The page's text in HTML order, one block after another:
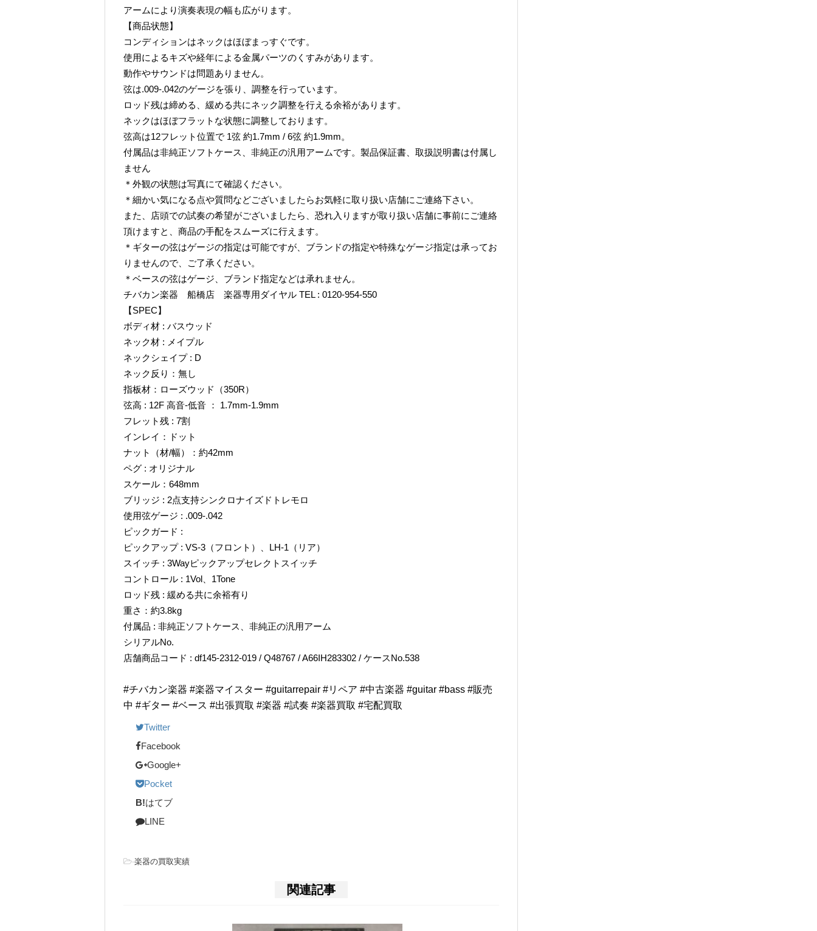
アームにより演奏表現の幅も広がります。
【商品状態】
コンディションはネックはほぼまっすぐです。
使用によるキズや経年による金属パーツのくすみがあります。
動作やサウンドは問題ありません。
弦は.009-.042のゲージを張り、調整を行っています。
ロッド残は締める、緩める共にネック調整を行える余裕があります。
ネックはほぼフラットな状態に調整しております。
弦高は12フレット位置で 1弦 約1.7mm / 6弦 約1.9mm。
付属品は非純正ソフトケース、非純正の汎用アームです。製品保証書、取扱説明書は付属し
ません
＊外観の状態は写真にて確認ください。
＊細かい気になる点や質問などございましたらお気軽に取り扱い店舗にご連絡下さい。
また、店頭での試奏の希望がございましたら、恐れ入りますが取り扱い店舗に事前にご連絡
頂けますと、商品の手配をスムーズに行えます。
＊ギターの弦はゲージの指定は可能ですが、ブランドの指定や特殊なゲージ指定は承ってお
りませんので、ご了承ください。
＊ベースの弦はゲージ、ブランド指定などは承れません。
チバカン楽器 船橋店 楽器専用ダイヤル TEL : 0120-954-550
【SPEC】
ボディ材 : バスウッド
ネック材 : メイプル
ネックシェイプ : D
ネック反り：無し
指板材：ローズウッド（350R）
弦高 : 12F 高音-低音 ： 1.7mm-1.9mm
フレット残 : 7割
インレイ：ドット
ナット（材/幅）：約42mm
ペグ : オリジナル
スケール：648mm
ブリッジ : 2点支持シンクロナイズドトレモロ
使用弦ゲージ : .009-.042
ピックガード :
ピックアップ : VS-3（フロント）、LH-1（リア）
スイッチ : 3Wayピックアップセレクトスイッチ
コントロール : 1Vol、1Tone
ロッド残 : 緩める共に余裕有り
重さ：約3.8kg
付属品 : 非純正ソフトケース、非純正の汎用アーム
シリアルNo.
店舗商品コード : df145-2312-019 / Q48767 / A66IH283302 / ケースNo.538
#チバカン楽器 #楽器マイスター #guitarrepair #リペア #中古楽器 #guitar #bass #販売
中 #ギター #ベース #出張買取 #楽器 #試奏 #楽器買取 #宅配買取
Twitter
Facebook
Google+
Pocket
B!はてブ
LINE
-楽器の買取実績
関連記事